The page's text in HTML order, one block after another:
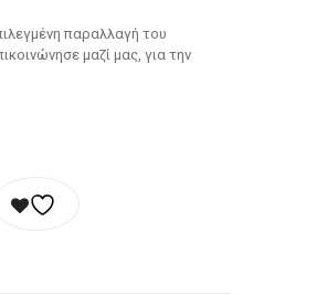
παραλλαγή του
μαζί μας, για την